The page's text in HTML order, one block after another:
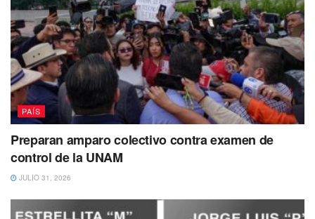
De ellas, 87.8% corresponden a un consumo letal de
opioides, como el fentanilo.
PAÍS
Preparan amparo colectivo contra examen de
control de la UNAM
JULIO 31, 2026